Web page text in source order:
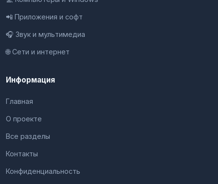
📲 Приложения и софт
🎧 Звук и мультимедиа
🌐 Сети и интернет
Информация
Главная
О проекте
Все разделы
Контакты
Конфиденциальность